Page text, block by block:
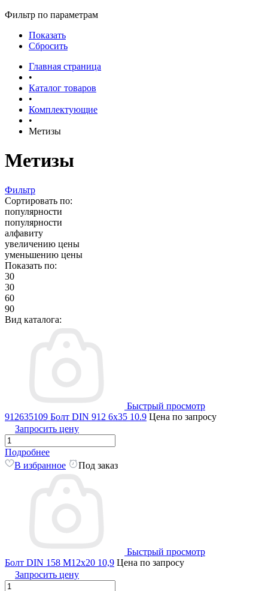
Фильтр по параметрам
Показать
Сбросить
Главная страница
•
Каталог товаров
•
Комплектующие
•
Метизы
Метизы
Фильтр
Сортировать по:
популярности
популярности
алфавиту
увеличению цены
уменьшению цены
Показать по:
30
30
60
90
Вид каталога:
Быстрый просмотр
912635109 Болт DIN 912 6x35 10.9 Цена по запросу
Запросить цену
Подробнее
В избранное
Под заказ
Быстрый просмотр
Болт DIN 158 M12x20 10,9 Цена по запросу
Запросить цену